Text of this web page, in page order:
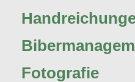
Fotografie